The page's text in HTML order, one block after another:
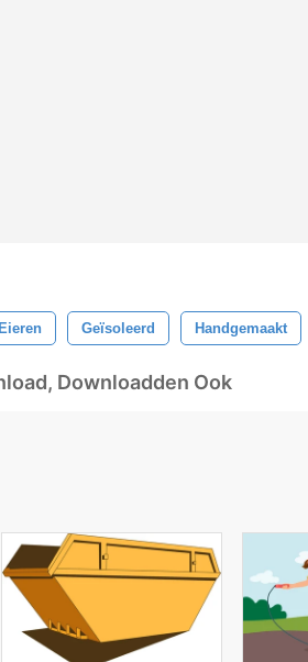
Eieren Geïsoleerd Handgemaakt
Downloadden Ook